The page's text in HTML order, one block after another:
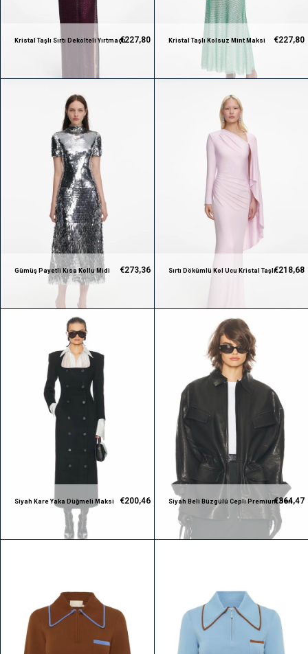
Kristal Taşlı Sırtı Dekolteli Yırtmaçlı€227,80
Kristal Taşlı Kolsuz Mint Maksi
€227,80
Gümüş Payetli Kısa Kollu Midi
Premium Elbise
€273,36
Sırtı Dökümlü Kol Ucu Kristal Taşlı€218,68
Siyah Kare Yaka Düğmeli Maksi
Premium Kaban
€200,46
Siyah Beli Büzgülü Cepli Premium Deri
Ceket
€364,47